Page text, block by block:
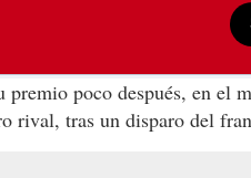
premio poco después, en el
rival, tras un disparo del